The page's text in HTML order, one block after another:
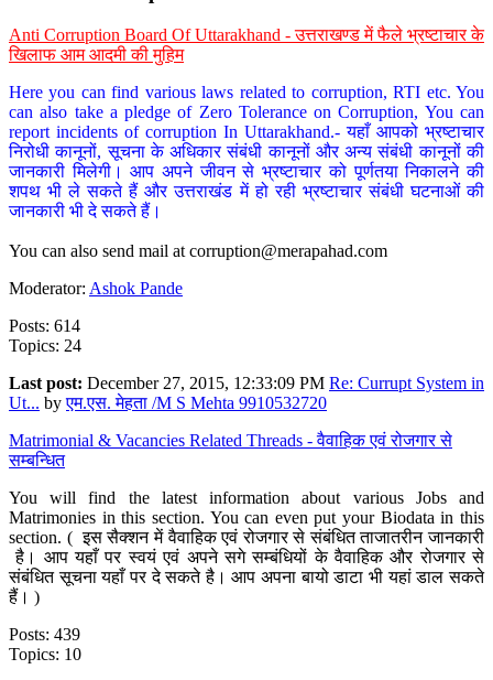
Anti Corruption Board Of Uttarakhand - उत्तराखण्ड में फैले भ्रष्टाचार के
खिलाफ आम आदमी की मुहिम
Here you can find various laws related to corruption, RTI etc. You
can also take a pledge of Zero Tolerance on Corruption, You can
report incidents of corruption In Uttarakhand.- यहाँ आपको भ्रष्टाचार
निरोधी कानूनों, सूचना के अधिकार संबंधी कानूनों और अन्य संबंधी कानूनों की
जानकारी मिलेगी। आप अपने जीवन से भ्रष्टाचार को पूर्णतया निकालने की
शपथ भी ले सकते हैं और उत्तराखंड में हो रही भ्रष्टाचार संबंधी घटनाओं की
जानकारी भी दे सकते हैं।
You can also send mail at corruption@merapahad.com
Moderator: Ashok Pande
Posts: 614
Topics: 24
Last post: December 27, 2015, 12:33:09 PM Re: Currupt System in
Ut... byएम.एस. मेहता /M S Mehta 9910532720
Matrimonial & Vacancies Related Threads - वैवाहिक एवं रोजगार से
सम्बन्धित
You will find the latest information about various Jobs and
Matrimonies in this section. You can even put your Biodata in this
section. ( इस सैक्शन में वैवाहिक एवं रोजगार से संबंधित ताजातरीन जानकारी
है। आप यहाँ पर स्वयं एवं अपने सगे सम्बंधियों के वैवाहिक और रोजगार से
संबंधित सूचना यहाँ पर दे सकते है। आप अपना बायो डाटा भी यहां डाल सकते
हैं। )
Posts: 439
Topics: 10